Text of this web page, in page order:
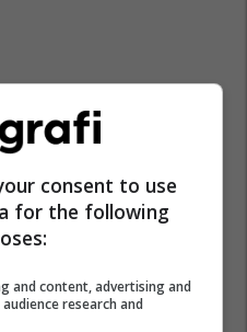
consent to use
for the following
and content, advertising and
research and